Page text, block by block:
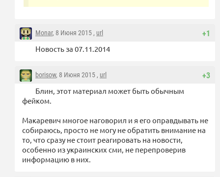
+1
Monar, 8 Июня 2015 , url
Новость за 07.11.2014
+3
borisow, 8 Июня 2015 , url
Блин, этот материал может быть обычным
фейком.
Макаревич многое наговорил и я его оправдывать не
собираюсь, просто не могу не обратить внимание на
то, что сразу не стоит реагировать на новости,
особенно из украинских сми, не перепроверив
информацию в них.